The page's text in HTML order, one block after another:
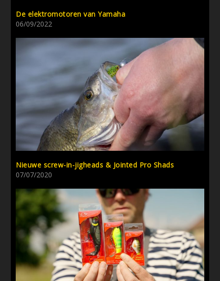
De elektromotoren van Yamaha
06/09/2022
Nieuwe screw-in-jigheads & Jointed Pro Shads
07/07/2020